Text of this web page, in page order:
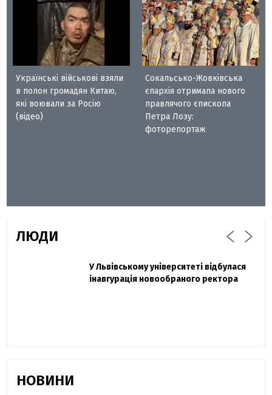
Українські військові взяли
в полон громадян Китаю,
які воювали за Росію
(відео)
Сокальсько-Жовківська
єпархія отримала нового
правлячого єпископа
Петра Лозу:
фоторепортаж
ЛЮДИ
Павло Дак
Захисник "Азовсталі" Діанов вдруге
одружився та показав фото з весілля
У Львівському університеті відбулася
інавгурація новообраного ректора
НОВИНИ